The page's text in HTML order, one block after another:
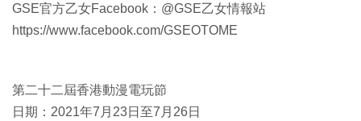
GSE官方乙女Facebook：@GSE乙女情報站
https://www.facebook.com/GSEOTOME
第二十二屆香港動漫電玩節
日期：2021年7月23日至7月26日